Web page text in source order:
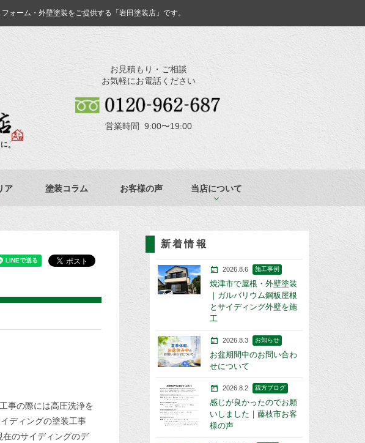
ォーム・外壁塗装をご提供する「岩田塗装店」です。
お見積もり・ご相談
お気軽にお電話ください
営業時間 9:00〜19:00
ア 塗装コラム お客様の声 当店について
事の際には高圧洗浄を
ディングの塗装工事
のサイディングのデ
新着情報
2026.8.6 施工事例
焼津市で屋根・外壁塗装
｜ガルバリウム鋼板屋根
とサイディング外壁を施
工
2026.8.3 お知らせ
お盆期間中のお問い合わ
せについて
2026.8.2 親方ブログ
感じが良かったのでお願
いしました｜藤枝市お客
様の声